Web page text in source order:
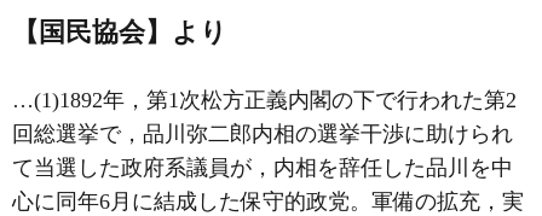
【国民協会】より
…(1)1892年，第1次松方正義内閣の下で行われた第2
回総選挙で，品川弥二郎内相の選挙干渉に助けられ
て当選した政府系議員が，内相を辞任した品川を中
心に同年6月に結成した保守的政党。軍備の拡充，実